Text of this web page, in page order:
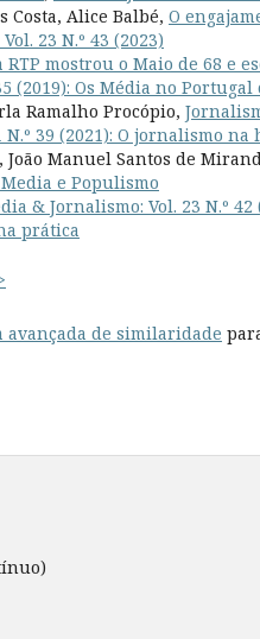
Costa, Alice Balbé, O
23 N.º 43 (2023)
mostrou o Maio de 68 e
(2019): Os Média no
Ramalho Procópio,
N.º 39 (2021): O jornalismo
Manuel Santos de
Media e Populismo
& Jornalismo: Vol. 23 N.º
prática
de similaridade